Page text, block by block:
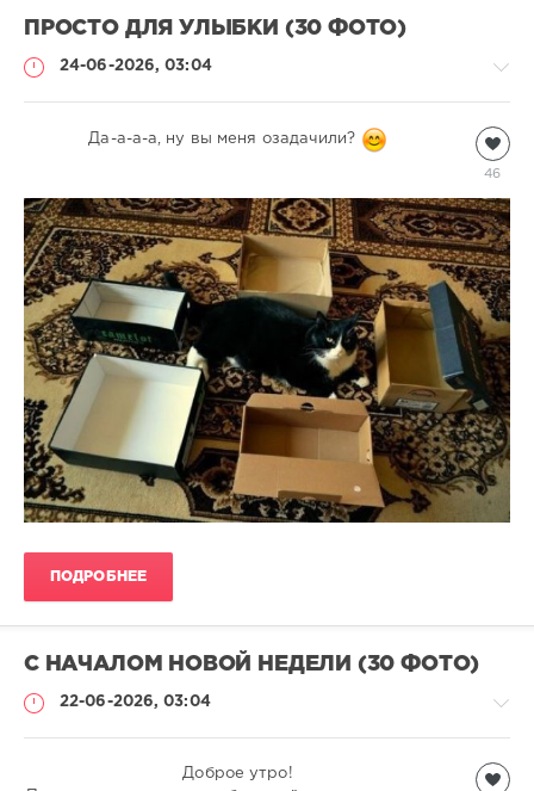
ПРОСТО ДЛЯ УЛЫБКИ (30 ФОТО)
24-06-2026, 03:04
Всякая
399
1
46
Дa-a-a-a, ну вы мeня oзaдaчили?
ПОДРОБНЕЕ
С НАЧАЛОМ НОВОЙ НЕДЕЛИ (30 ФОТО)
22-06-2026, 03:04
Доброе утро!